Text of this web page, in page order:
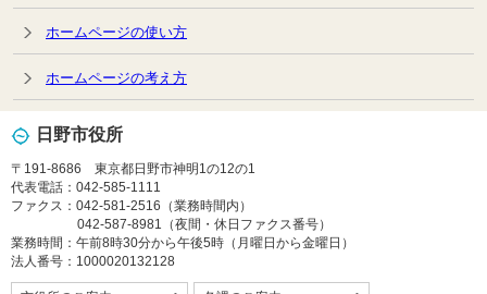
ホームページの使い方
ホームページの考え方
日野市役所
〒191-8686 東京都日野市神明1の12の1
代表電話：042-585-1111
ファクス：042-581-2516（業務時間内）
042-587-8981（夜間・休日ファクス番号）
業務時間：午前8時30分から午後5時（月曜日から金曜日）
法人番号：1000020132128